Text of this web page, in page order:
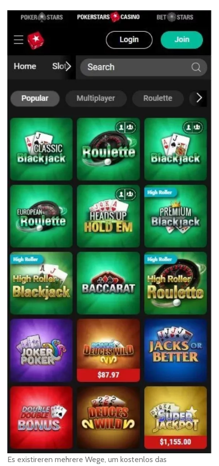
Es existireren mehrere Wege, um kostenlos das